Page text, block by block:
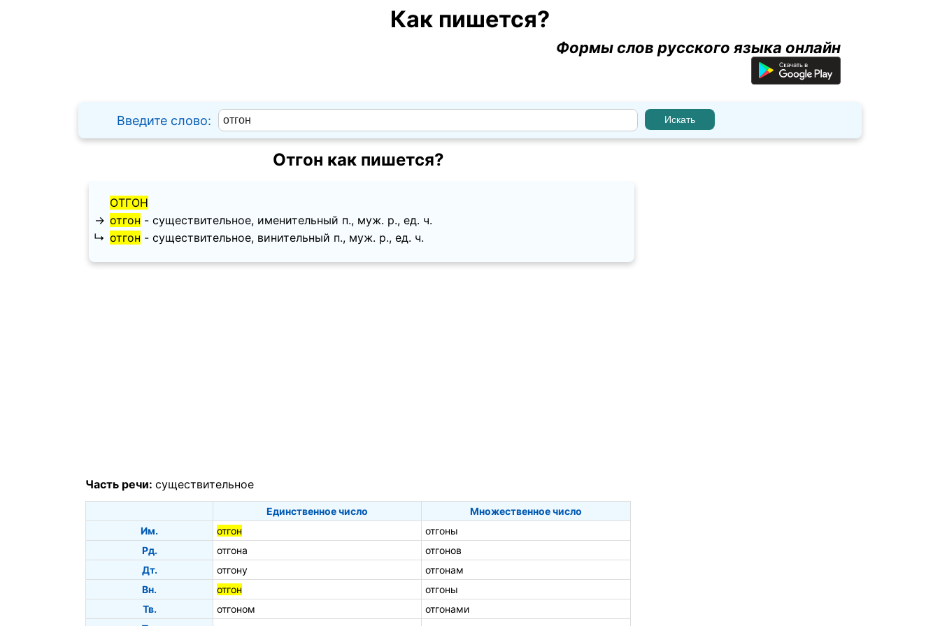
Как пишется?
Формы слов русского языка онлайн
Введите слово:
Отгон как пишется?
ОТГОН
→ отгон - существительное, именительный п., муж. p., ед. ч.
↳ отгон - существительное, винительный п., муж. p., ед. ч.
Часть речи: существительное
Единственное число
Множественное число
Им.
отгон
отгоны
Рд.
отгона
отгонов
Дт.
отгону
отгонам
Вн.
отгон
отгоны
Тв.
отгоном
отгонами